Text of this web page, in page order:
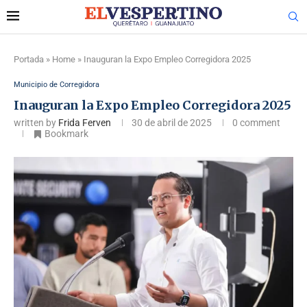
Portada » Home » Inauguran la Expo Empleo Corregidora 2025
Municipio de Corregidora
Inauguran la Expo Empleo Corregidora 2025
written by Frida Ferven 30 de abril de 2025
0 comment
Bookmark